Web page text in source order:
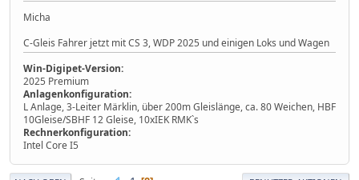
Micha
C-Gleis Fahrer jetzt mit CS 3, WDP 2025 und einigen Loks und Wagen
Win-Digipet-Version:
2025 Premium
Anlagenkonfiguration:
L Anlage, 3-Leiter Märklin, über 200m Gleislänge, ca. 80 Weichen, HBF
10Gleise/SBHF 12 Gleise, 10xIEK RMK`s
Rechnerkonfiguration:
Intel Core I5